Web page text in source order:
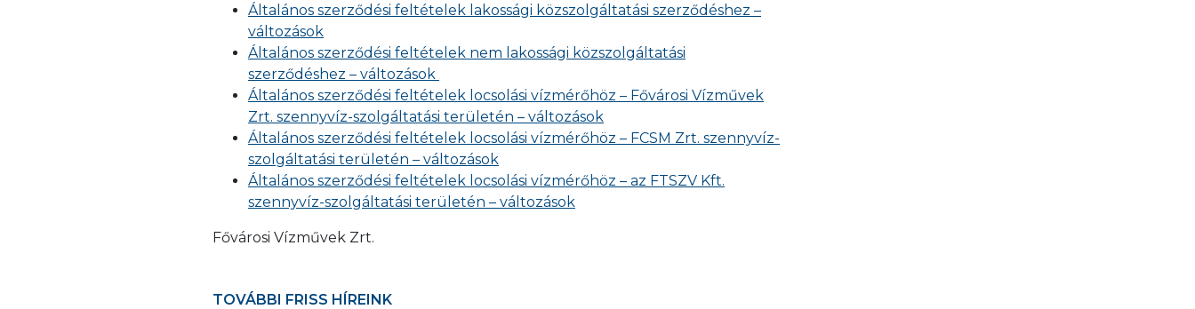
Általános szerződési feltételek lakossági közszolgáltatási szerződéshez –
változások
Általános szerződési feltételek nem lakossági közszolgáltatási
szerződéshez – változások
Általános szerződési feltételek locsolási vízmérőhöz – Fővárosi Vízművek
Zrt. szennyvíz-szolgáltatási területén – változások
Általános szerződési feltételek locsolási vízmérőhöz – FCSM Zrt. szennyvíz-
szolgáltatási területén – változások
Általános szerződési feltételek locsolási vízmérőhöz – az FTSZV Kft.
szennyvíz-szolgáltatási területén – változások
Fővárosi Vízművek Zrt.
TOVÁBBI FRISS HÍREINK